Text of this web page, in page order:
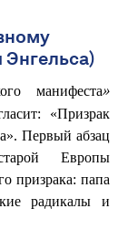
манифеста»
«Призрак
Первый абзац
Европы
призрака: папа
радикалы и